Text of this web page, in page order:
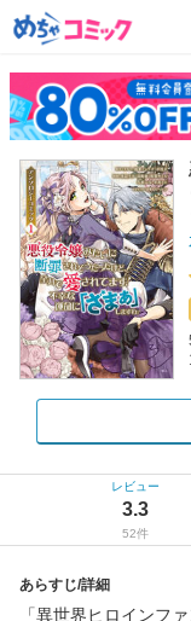
レビュー
3.3
52件
あらすじ/詳細
「異世界ヒロインフ